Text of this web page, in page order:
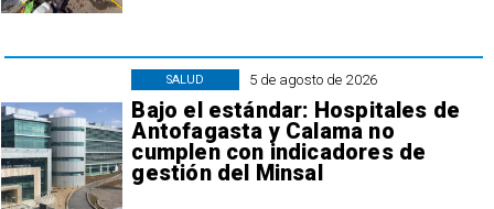
5 de agosto de 2026
Bajo el estándar: Hospitales de
Antofagasta y Calama no
cumplen con indicadores de
gestión del Minsal
SALUD